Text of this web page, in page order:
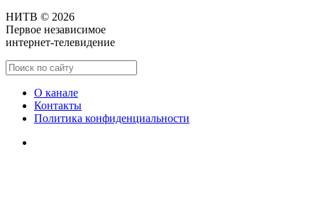
НИТВ © 2026
Первое независимое
интернет-телевидение
О канале
Контакты
Политика конфиденциальности